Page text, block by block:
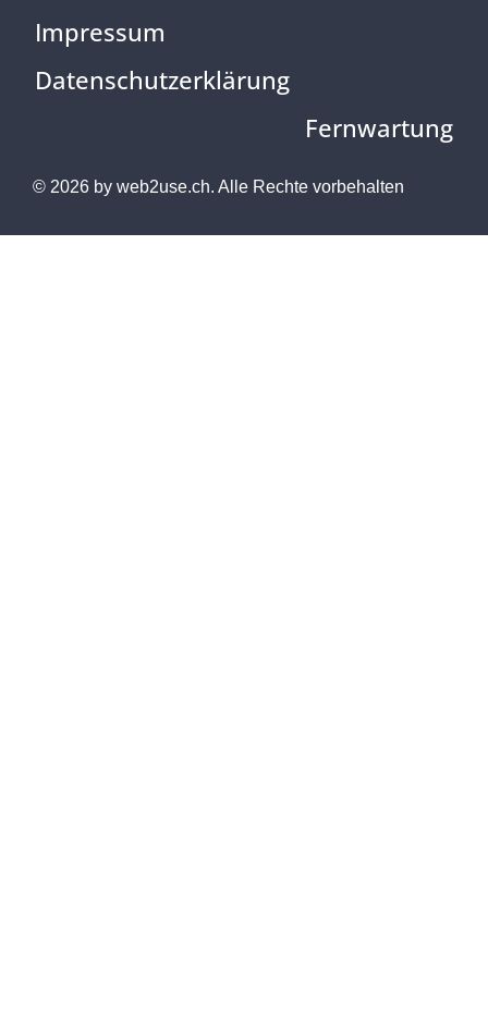
Impressum
Datenschutzerklärung
Fernwartung
© 2026 by web2use.ch. Alle Rechte vorbehalten